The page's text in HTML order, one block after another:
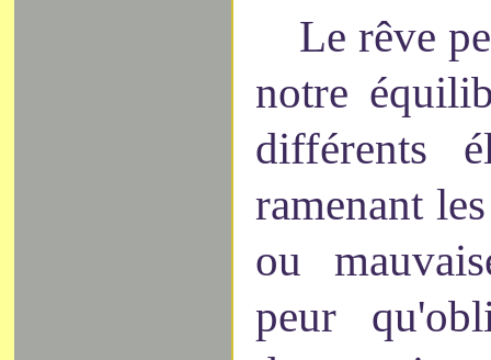
Le rêve
notre
différents
ramenant
ou
peur